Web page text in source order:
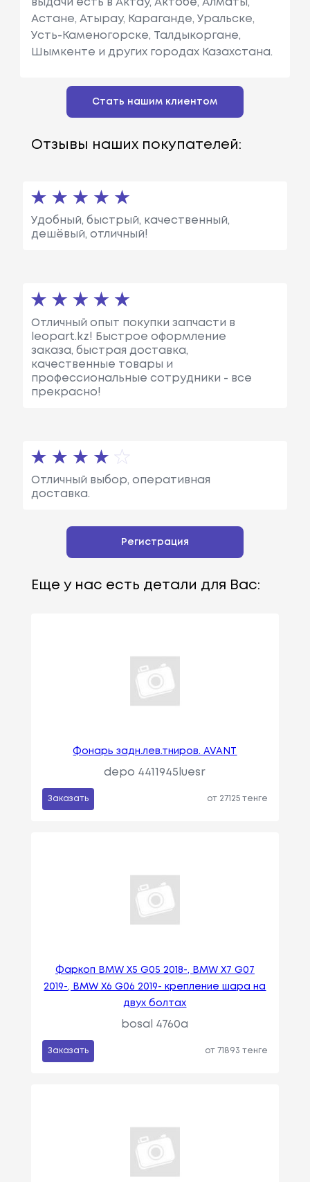
выдачи есть в Актау, Актобе, Алматы,
Астане, Атырау, Караганде, Уральске,
Усть-Каменогорске, Талдыкоргане,
Шымкенте и других городах Казахстана.
Стать нашим клиентом
Отзывы наших покупателей:
Удобный, быстрый, качественный,
дешёвый, отличный!
Отличный опыт покупки запчасти в
leopart.kz! Быстрое оформление
заказа, быстрая доставка,
качественные товары и
профессиональные сотрудники - все
прекрасно!
Отличный выбор, оперативная
доставка.
Регистрация
Еще у нас есть детали для Вас:
Фонарь задн.лев.тниров. AVANT
depo 4411945luesr
Заказать от 27125 тенге
Фаркоп BMW X5 G05 2018-, BMW X7 G07
2019-, BMW X6 G06 2019- крепление шара на
двух болтах
bosal 4760a
Заказать от 71893 тенге